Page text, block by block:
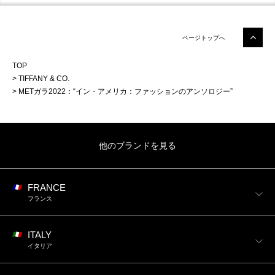
ページトップへ
TOP
TIFFANY & CO.
METガラ2022：“イン・アメリカ：ファッションのアンソロジー”
他のブランドを見る
FRANCE
フランス
ITALY
イタリア